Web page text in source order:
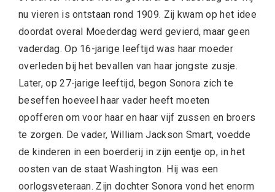
nu vieren is ontstaan rond 1909. Zij kwam op het idee
doordat overal Moederdag werd gevierd, maar geen
vaderdag. Op 16-jarige leeftijd was haar moeder
overleden bij het bevallen van haar jongste zusje.
Later, op 27-jarige leeftijd, begon Sonora zich te
beseffen hoeveel haar vader heeft moeten
opofferen om voor haar en haar vijf zussen en broers
te zorgen. De vader, William Jackson Smart, voedde
de kinderen in een boerderij in zijn eentje op, in het
oosten van de staat Washington. Hij was een
oorlogsveteraan. Zijn dochter Sonora vond het enorm